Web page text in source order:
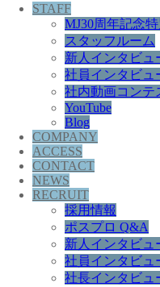
STAFF
MJ30周年記念
スタッフルーム
新人インタビュ
社員インタビュ
社内動画コンテ
YouTube
Blog
COMPANY
ACCESS
CONTACT
NEWS
RECRUIT
採用情報
ポスプロ Q&A
新人インタビュ
社員インタビュ
社長インタビュ